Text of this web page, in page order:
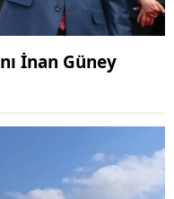
İnan Güney